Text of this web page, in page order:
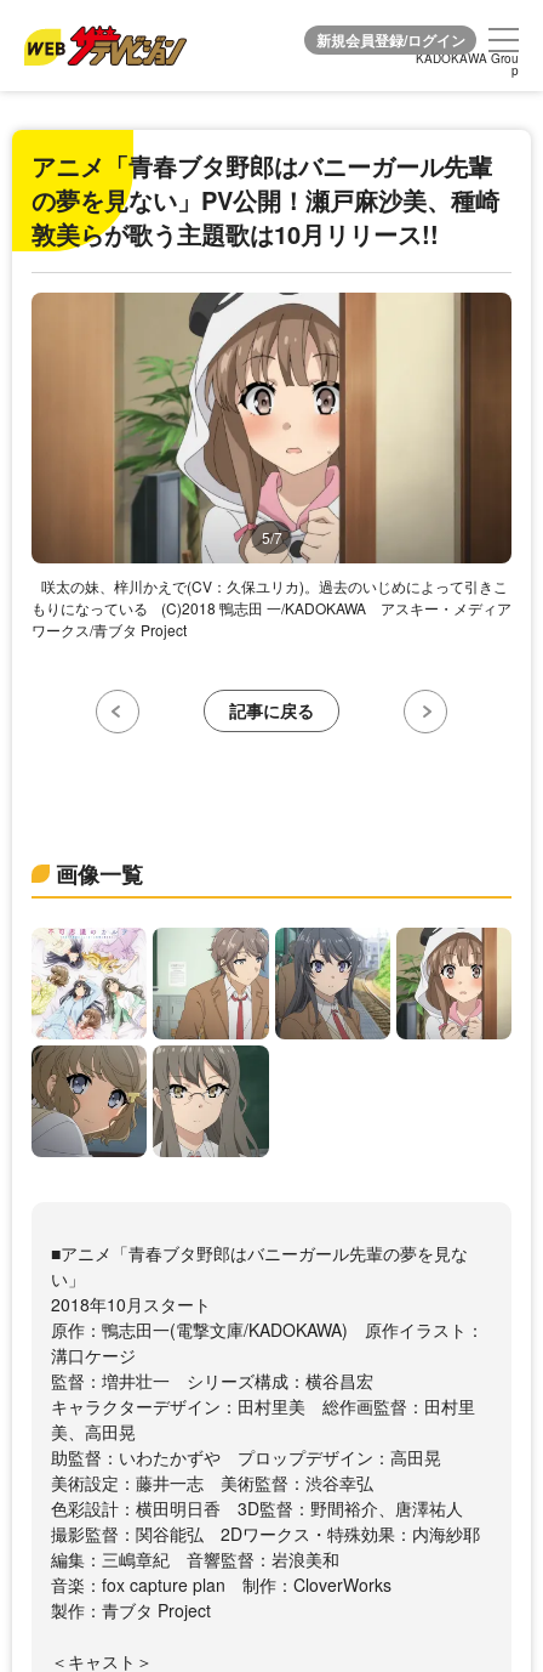
KADOKAWA Grou
p
KADOKAWA Grou
p
アニメ「青春ブタ野郎はバニーガール先輩
の夢を見ない」PV公開！瀬戸麻沙美、種崎
敦美らが歌う主題歌は10月リリース!!
5/7
咲太の妹、梓川かえで(CV：久保ユリカ)。過去のいじめによって引きこ
もりになっている
(C)2018 鴨志田 一/KADOKAWA アスキー・メディア
ワークス/青ブタ Project
記事に戻る
画像一覧
■アニメ「青春ブタ野郎はバニーガール先輩の夢を見な
い」
2018年10月スタート
原作：鴨志田一(電撃文庫/KADOKAWA) 原作イラスト：
溝口ケージ
監督：増井壮一 シリーズ構成：横谷昌宏
キャラクターデザイン：田村里美 総作画監督：田村里
美、高田晃
助監督：いわたかずや プロップデザイン：高田晃
美術設定：藤井一志 美術監督：渋谷幸弘
色彩設計：横田明日香 3D監督：野間裕介、唐澤祐人
撮影監督：関谷能弘 2Dワークス・特殊効果：内海紗耶
編集：三嶋章紀 音響監督：岩浪美和
音楽：fox capture plan 制作：CloverWorks
製作：青ブタ Project
＜キャスト＞